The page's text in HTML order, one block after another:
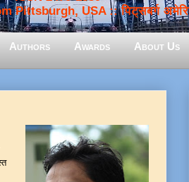
USA :: पिट्सबर्ग
Authors Awards About Us